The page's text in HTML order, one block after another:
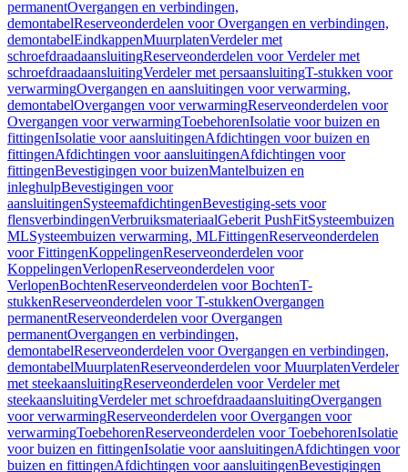
permanentOvergangen en verbindingen,
demontabelReserveonderdelen voor Overgangen en verbindingen,
demontabelEindkappenMuurplatenVerdeler met
schroefdraadaansluitingReserveonderdelen voor Verdeler met
schroefdraadaansluitingVerdeler met persaansluitingT-stukken voor
verwarmingOvergangen en aansluitingen voor verwarming,
demontabelOvergangen voor verwarmingReserveonderdelen voor
Overgangen voor verwarmingToebehorenIsolatie voor buizen en
fittingenIsolatie voor aansluitingenAfdichtingen voor buizen en
fittingenAfdichtingen voor aansluitingenAfdichtingen voor
fittingenBevestigingen voor buizenMantelbuizen en
inleghulpBevestigingen voor
aansluitingenSysteemafdichtingenBevestiging-sets voor
flensverbindingenVerbruiksmateriaalGeberit PushFitSysteembuizen
MLSysteembuizen verwarming, MLFittingenReserveonderdelen
voor FittingenKoppelingenReserveonderdelen voor
KoppelingenVerlopenReserveonderdelen voor
VerlopenBochtenReserveonderdelen voor BochtenT-
stukkenReserveonderdelen voor T-stukkenOvergangen
permanentReserveonderdelen voor Overgangen
permanentOvergangen en verbindingen,
demontabelReserveonderdelen voor Overgangen en verbindingen,
demontabelMuurplatenReserveonderdelen voor MuurplatenVerdeler
met steekaansluitingReserveonderdelen voor Verdeler met
steekaansluitingVerdeler met schroefdraadaansluitingOvergangen
voor verwarmingReserveonderdelen voor Overgangen voor
verwarmingToebehorenReserveonderdelen voor ToebehorenIsolatie
voor buizen en fittingenIsolatie voor aansluitingenAfdichtingen voor
buizen en fittingenAfdichtingen voor aansluitingenBevestigingen